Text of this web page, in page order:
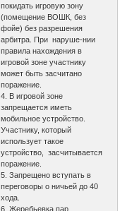
покидать игровую зону
(помещение ВОШК, без
фойе) без разрешения
арбитра. При наруше-нии
правила нахождения в
игровой зоне участнику
может быть засчитано
поражение.
4. В игровой зоне
запрещается иметь
мобильное устройство.
Участнику, который
использует такое
устройство, засчитывается
поражение.
5. Запрещено вступать в
переговоры о ничьей до 40
хода.
6. Жеребьевка пар